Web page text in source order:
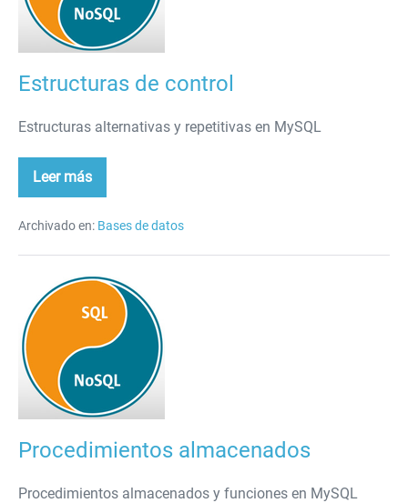
Estructuras de control
Estructuras alternativas y repetitivas en MySQL
Leer másEstructuras
de
Archivado en: Bases de datos
Procedimientos
almacenados
Procedimientos almacenados
Procedimientos almacenados y funciones en MySQL